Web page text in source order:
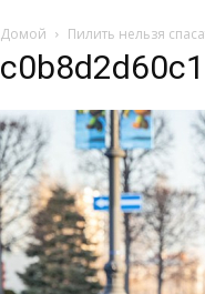
Домой Пилить нельзя